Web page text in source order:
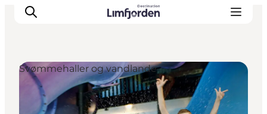
Svømmehaller og vandlande